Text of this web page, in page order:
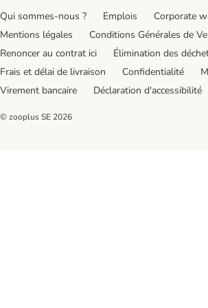
Qui sommes-nous ? Emplois
Corporate
Mentions légales
Conditions Générales de
Renoncer au contrat ici
Élimination des
Frais et délai de livraison
Confidentialité
Virement bancaire
Déclaration d'accessibilité
© zooplus SE 2026